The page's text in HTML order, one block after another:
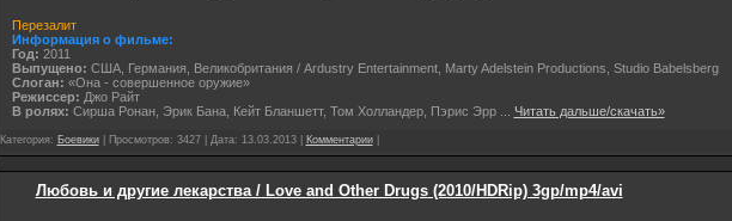
Перезалит
Информация о фильме:
Год: 2011
Выпущено: США, Германия, Великобритания / Ardustry Entertainment, Marty Adelstein Productions, Studio Babelsberg
Слоган: «Она - совершенное оружие»
Режиссер: Джо Райт
В ролях: Сирша Ронан, Эрик Бана, Кейт Бланшетт, Том Холландер, Пэрис Эрр Читать дальше/скачать»
Категория: Боевики| Просмотров: 3427 | Дата: 13.03.2013| Комментарии|
Любовь и другие лекарства / Love and Other Drugs (2010/HDRip) 3gp/mp4/avi